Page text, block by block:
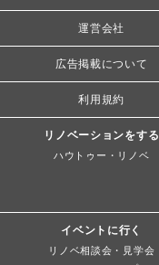
運営会社
広告掲載について
利用規約
リノベーションをする
ハウトゥー・リノベ
イベントに行く
リノベ相談会・見学会